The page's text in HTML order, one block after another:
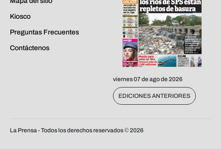
Kiosco
Preguntas Frecuentes
Contáctenos
viernes 07 de ago de 2026
EDICIONES ANTERIORES
La Prensa - Todos los derechos reservados ©2026